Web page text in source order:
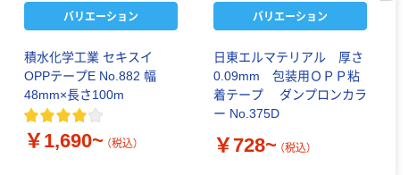
バリエーション
積水化学工業 セキスイ
OPPテープE No.882 幅
48mm×長さ100m
￥1,690~ （税込）
バリエーション
日東エルマテリアル 厚さ
0.09mm 包装用ＯＰＰ粘
着テープ ダンプロンカラ
ー No.375D
￥728~ （税込）